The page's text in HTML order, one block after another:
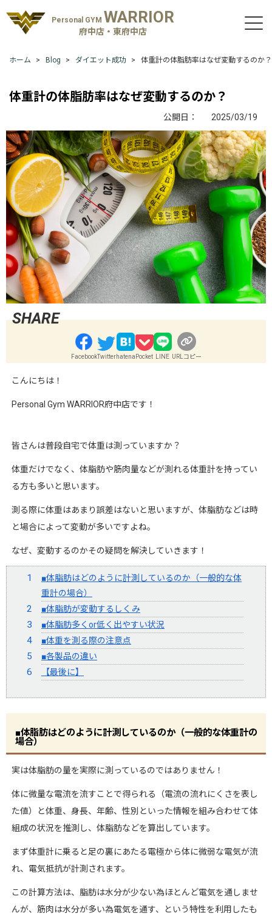
Personal GYM WARRIOR
府中店・東府中店
ホーム Blog ダイエット成功 体重計の体脂肪率はなぜ変動するのか？
体重計の体脂肪率はなぜ変動するのか？
公開日： 2025/03/19
FacebookTwitterhatena Pocket LINE URLコピー
こんにちは！
Personal Gym WARRIOR府中店です！
皆さんは普段自宅で体重は測っていますか？
体重だけでなく、体脂肪や筋肉量などが測れる体重計を持ってい
る方も多いと思います。
測る際に体重はあまり誤差はないと思いますが、体脂肪などは時
と場合によって変動が多いですよね。
なぜ、変動するのかその疑問を解決していきます！
■体脂肪はどのように計測しているのか（一般的な体
重計の場合）
■体脂肪が変動するしくみ
■体脂肪多くor低く出やすい状況
■体重を測る際の注意点
■各製品の違い
【最後に】
■体脂肪はどのように計測しているのか（一般的な体重計の
場合）
実は体脂肪の量を実際に測っているのではありません！
体に微量な電流を流すことで得られる（電流の流れにくさを表し
た値）と体重、身長、年齢、性別といった情報を組み合わせて体
組成の状況を推測し、体脂肪などを算出しています。
まず体重計に乗ると足の裏にあたる電極から体に微弱な電気が流
れ、電気抵抗が計測されます。
この計算方法は、脂肪は水分が少ない為ほとんど電気を通しませ
んが、筋肉は水分が多い為電気を通す、という特性を利用したも